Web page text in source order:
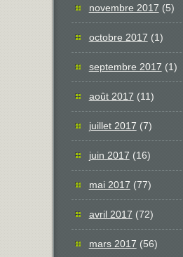
novembre 2017 (5)
octobre 2017 (1)
septembre 2017 (1)
août 2017 (11)
juillet 2017 (7)
juin 2017 (16)
mai 2017 (77)
avril 2017 (72)
mars 2017 (56)